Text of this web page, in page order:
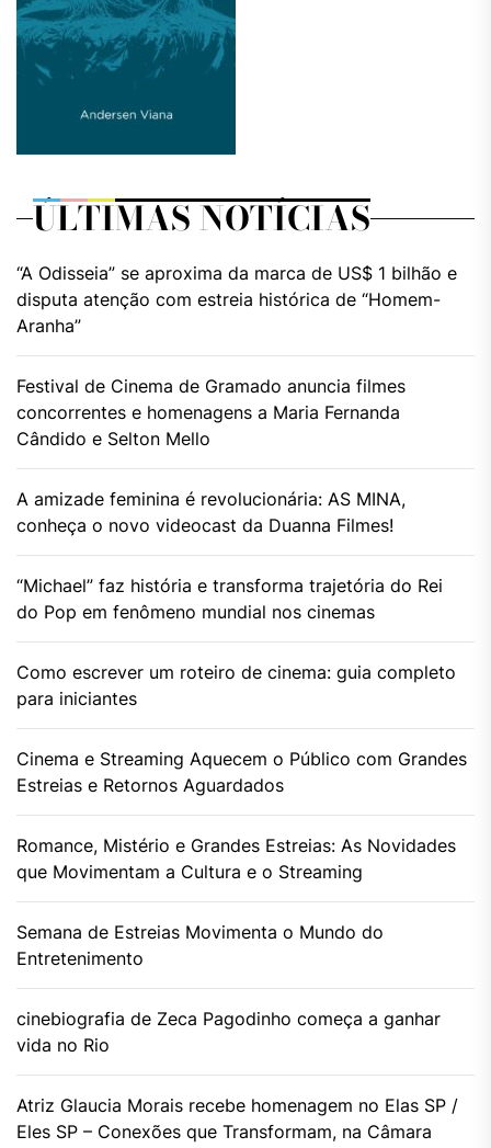
ÚLTIMAS NOTÍCIAS
“A Odisseia” se aproxima da marca de US$ 1 bilhão e
disputa atenção com estreia histórica de “Homem-
Aranha”
Festival de Cinema de Gramado anuncia filmes
concorrentes e homenagens a Maria Fernanda
Cândido e Selton Mello
A amizade feminina é revolucionária: AS MINA,
conheça o novo videocast da Duanna Filmes!
“Michael” faz história e transforma trajetória do Rei
do Pop em fenômeno mundial nos cinemas
Como escrever um roteiro de cinema: guia completo
para iniciantes
Cinema e Streaming Aquecem o Público com Grandes
Estreias e Retornos Aguardados
Romance, Mistério e Grandes Estreias: As Novidades
que Movimentam a Cultura e o Streaming
Semana de Estreias Movimenta o Mundo do
Entretenimento
cinebiografia de Zeca Pagodinho começa a ganhar
vida no Rio
Atriz Glaucia Morais recebe homenagem no Elas SP /
Eles SP – Conexões que Transformam, na Câmara